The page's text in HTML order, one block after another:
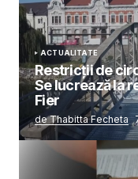
ACTUALITATE
Restricții de
Se lucrează la
Fier
de Thabitta Fecheta